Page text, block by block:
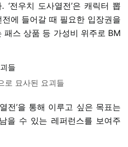
‘전우치 도사열전’은 캐릭터 뽑
에 들어갈 때 필요한 입장권을
패스 상품 등 가성비 위주로 BM
로 묘사된 요괴들
전’을 통해 이루고 싶은 목표는
을 수 있는 레퍼런스를 보여주